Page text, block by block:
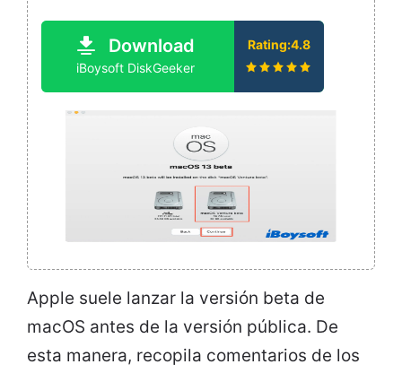
Download
iBoysoft DiskGeeker
Rating:4.8
Apple suele lanzar la versión beta de
macOS antes de la versión pública. De
esta manera, recopila comentarios de los